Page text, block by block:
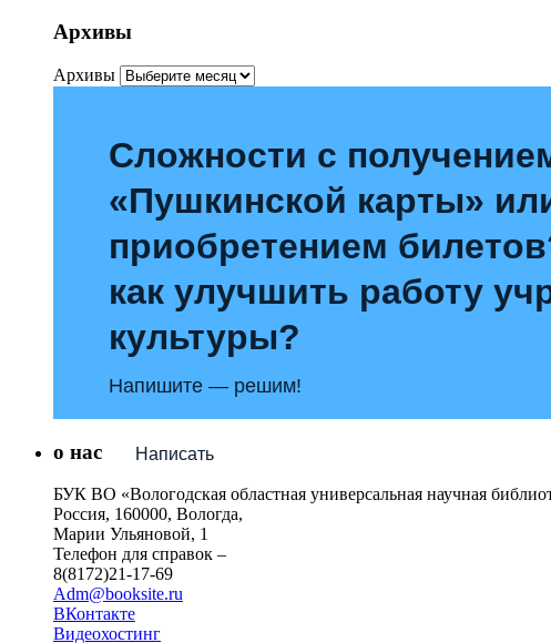
Архивы
Архивы
Сложности с
«Пушкинской карты»
приобретением
как улучшить работу
культуры?
Напишите — решим!
Написать
о нас
БУК ВО «Вологодская областная универсальная научная
Россия, 160000, Вологда,
Марии Ульяновой, 1
Телефон для справок –
8(8172)21-17-69
Adm@booksite.ru
ВКонтакте
Видеохостинг